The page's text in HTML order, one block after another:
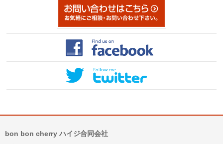
bon bon cherry ハイジ合同会社